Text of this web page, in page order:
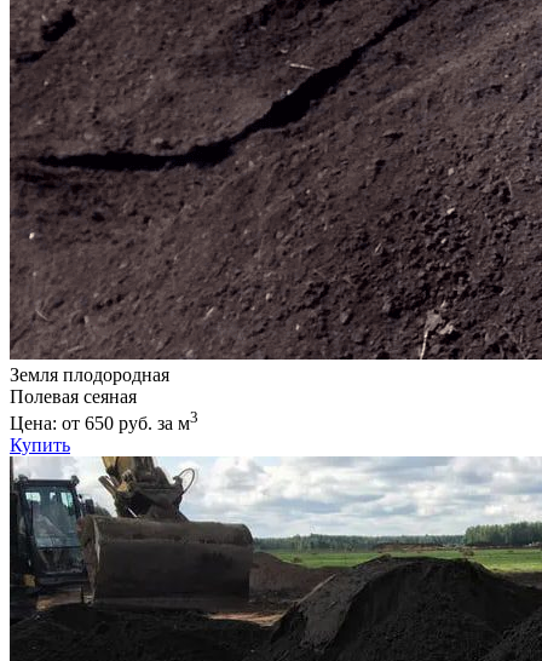
Земля плодородная
Полевая сеяная
Цена: от 650 руб. за м3
Купить